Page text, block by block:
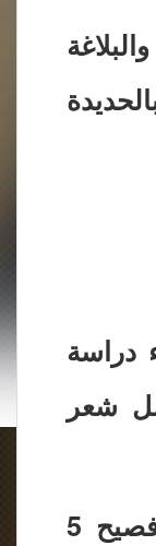
دراسة
شعر
(أوتـار) - ديوان شعـر فصيح 5